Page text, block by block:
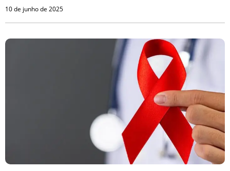
10 de junho de 2025